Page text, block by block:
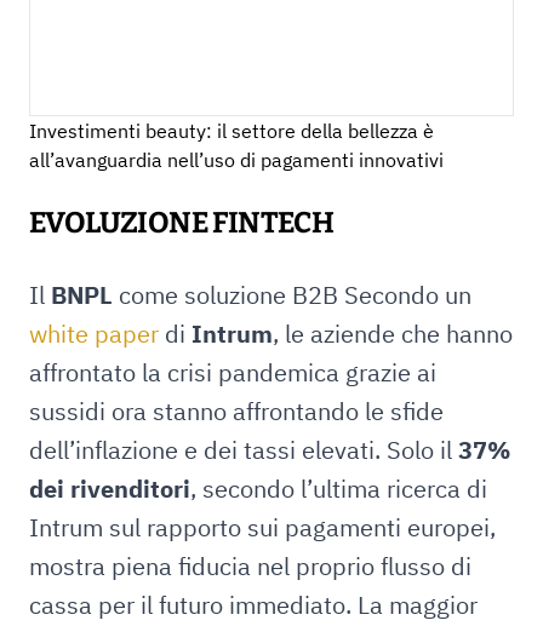
Investimenti beauty: il settore della bellezza è
all’avanguardia nell’uso di pagamenti innovativi
EVOLUZIONE FINTECH
Il BNPL come soluzione B2B Secondo un
white paper di Intrum, le aziende che hanno
affrontato la crisi pandemica grazie ai
sussidi ora stanno affrontando le sfide
dell’inflazione e dei tassi elevati. Solo il37%
dei rivenditori, secondo l’ultima ricerca di
Intrum sul rapporto sui pagamenti europei,
mostra piena fiducia nel proprio flusso di
cassa per il futuro immediato. La maggior